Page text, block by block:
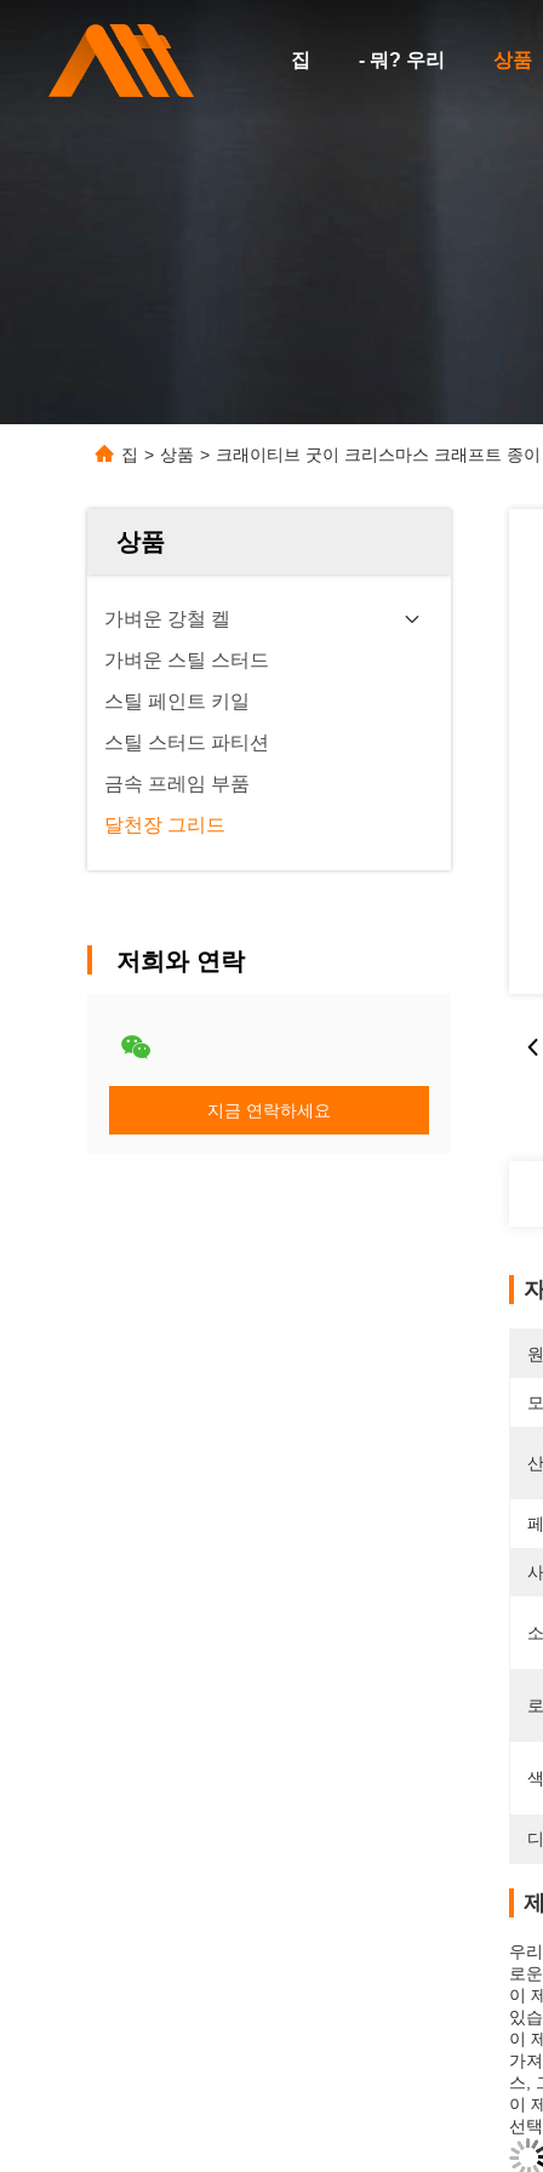
집 - 뭐? 우리 상품
집 > 상품 > 크래이티브 굿이 크리스마스 크래프트 종
상품
가벼운 강철 켈
가벼운 스틸 스터드
스틸 페인트 키일
스틸 스터드 파티션
금속 프레임 부품
달천장 그리드
저희와 연락
지금 연락하세요
우
로
이
있
이
가
스,
이
선